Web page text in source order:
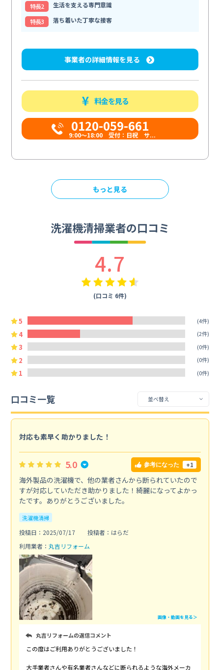
特⻑2
生活を支える専門意識
特⻑3
落ち着いた丁寧な接客
事業者の詳細情報を見る
料金を見る
0120-059-661
9:00〜18:00 受付：日祝 サ...
もっと見る
洗濯機清掃業者の口コミ
4.7
(口コミ 6件)
5 (4件)
4 (2件)
3 (0件)
2 (0件)
1 (0件)
口コミ一覧
対応も素早く助かりました！
5.0 参考になった +1
海外製品の洗濯機で、他の業者さんから断られていたので
すが対応していただき助かりました！綺麗になってよかっ
たです。ありがとうございました。
洗濯機清掃
投稿日：2025/07/17
投稿者：はらだ
利用業者： 丸吉リフォーム
画像・動画を見る＞
丸吉リフォームの返信コメント
この度はご利用ありがとうございました！
大手業者さんや有名業者さんなどに断られるような海外メーカ